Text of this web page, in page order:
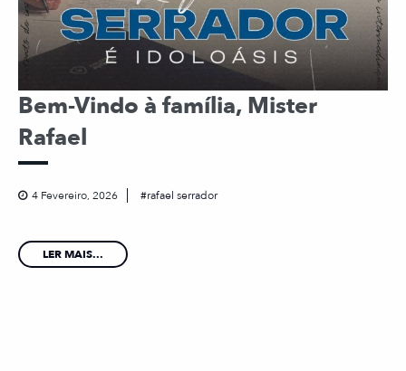
Bem-Vindo à família, Mister
Rafael
4 Fevereiro, 2026 rafael serrador
LER MAIS...